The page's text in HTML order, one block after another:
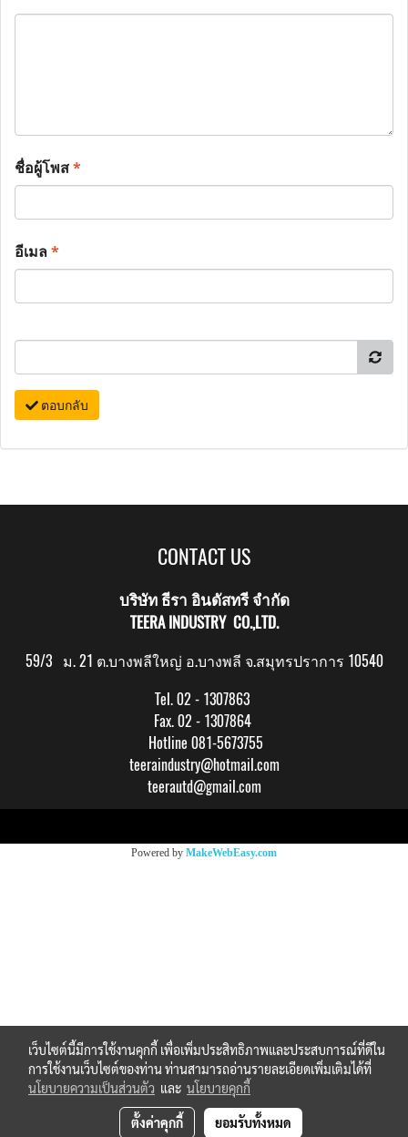
ชื่อผู้โพส*
อีเมล*
ตอบกลับ
CONTACT US
บริษัท ธีรา อินดัสทรี จำกัด
TEERA INDUSTRY CO.,LTD.
59/3 ม. 21 ต.บางพลีใหญ่ อ.บางพลี จ.สมุทรปราการ 10540
Tel. 02 - 1307863
Fax. 02 - 1307864
Hotline 081-5673755
teeraindustry@hotmail.com
teerautd@gmail.com
Powered by MakeWebEasy.com
เว็บไซต์นี้มีการใช้งานคุกกี้ เพื่อเพิ่มประสิทธิภาพและประสบการณ์ที่ดีใน
การใช้งานเว็บไซต์ของท่าน ท่านสามารถอ่านรายละเอียดเพิ่มเติมได้ที่
นโยบายความเป็นส่วนตัว และ นโยบายคุกกี้
ตั้งค่าคุกกี้ ยอมรับทั้งหมด